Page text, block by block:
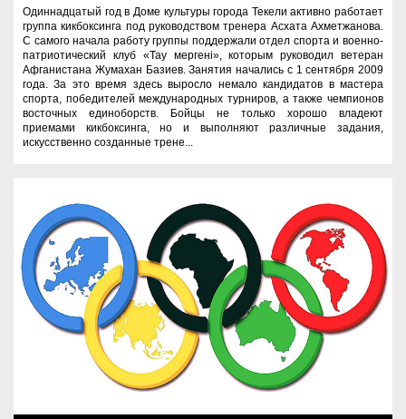
Одиннадцатый год в Доме культуры города Текели активно работает
группа кикбоксинга под руководством тренера Асхата Ахметжанова.
С самого начала работу группы поддержали отдел спорта и военно-
патриотический клуб «Тау мергені», которым руководил ветеран
Афганистана Жумахан Базиев. Занятия начались с 1 сентября 2009
года. За это время здесь выросло немало кандидатов в мастера
спорта, победителей международных турниров, а также чемпионов
восточных единоборств. Бойцы не только хорошо владеют
приемами кикбоксинга, но и выполняют различные задания,
искусственно созданные трене...